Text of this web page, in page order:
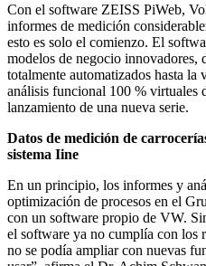
Con el software ZEISS PiWeb,
informes de medición
esto es solo el comienzo. El
modelos de negocio innovadores,
totalmente automatizados hasta
análisis funcional 100 % virtuales
lanzamiento de una nueva serie.
Datos de medición de
sistema Iine
En un principio, los informes y
optimización de procesos en el
con un software propio de VW.
el software ya no cumplía con los
no se podía ampliar con nuevas